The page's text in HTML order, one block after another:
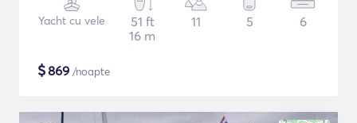
Yacht cu vele
51 ft
16 m
11 5 6
$869 /noapte